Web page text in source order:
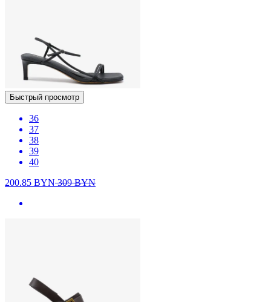
Быстрый просмотр
36
37
38
39
40
200.85 BYN309BYN